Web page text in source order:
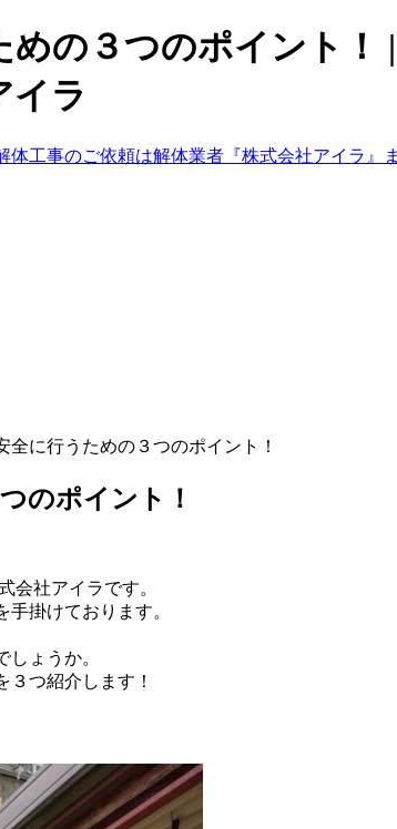
の３つのポイント！
イラ
全に行うための３つのポイント！
のポイント！
会社アイラです。
掛けております。
ょうか。
つ紹介します！